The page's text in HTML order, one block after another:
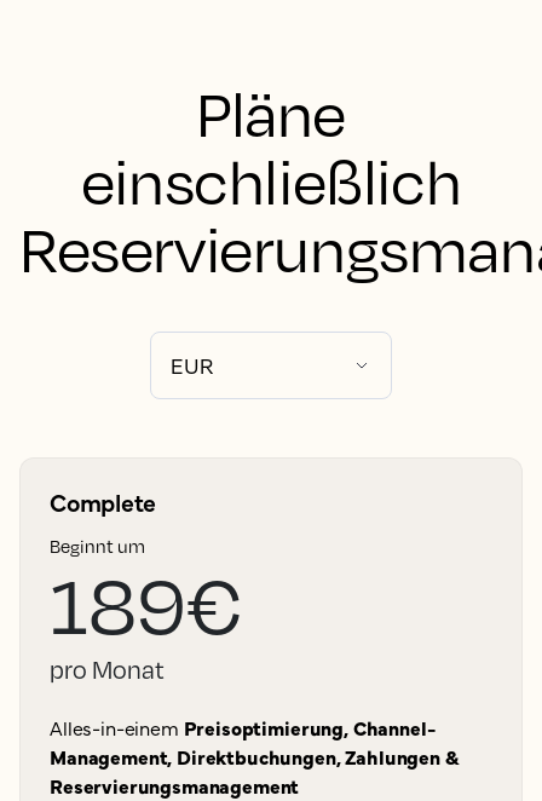
Pläne
einschließlich
Complete
Beginnt um
189€
pro Monat
Alles-in-einem Preisoptimierung, Channel-
Management, Direktbuchungen, Zahlungen &
Reservierungsmanagement